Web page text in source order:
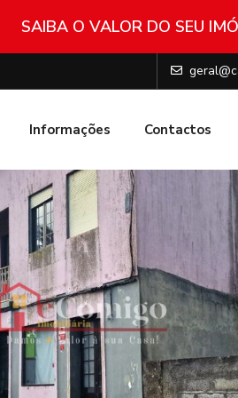
SAIBA O VALOR DO SEU
Informações Contactos